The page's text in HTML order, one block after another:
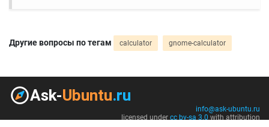
Другие вопросы по тегам calculator gnome-calculator
info@ask-ubuntu.ru
licensed under cc by-sa 3.0 with attribution